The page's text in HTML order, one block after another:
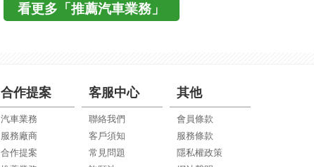
看更多「推薦汽車業務」
合作提案
汽車業務
服務廠商
合作提案
客服中心
聯絡我們
客戶須知
常見問題
其他
會員條款
服務條款
隱私權政策